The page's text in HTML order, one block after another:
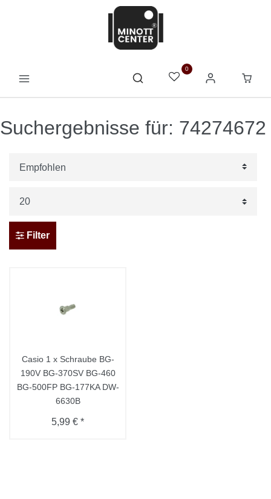
0
Suchergebnisse für: 74274672
Filter
Casio 1 x Schraube BG-
190V BG-370SV BG-460
BG-500FP BG-177KA DW-
6630B
5,99 € *